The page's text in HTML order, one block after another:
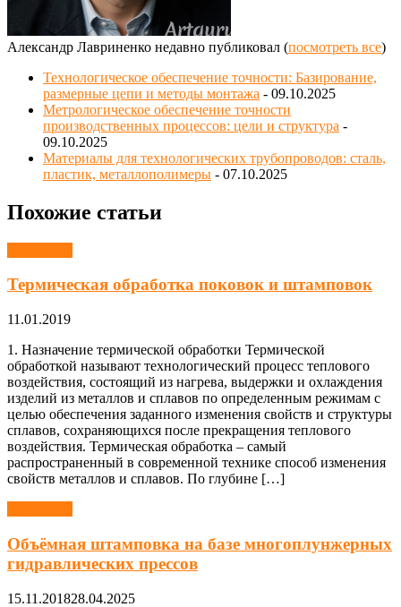
Александр Лавриненко недавно публиковал (посмотреть все)
Технологическое обеспечение точности: Базирование,
размерные цепи и методы монтажа - 09.10.2025
Метрологическое обеспечение точности
производственных процессов: цели и структура -
09.10.2025
Материалы для технологических трубопроводов: сталь,
пластик, металлополимеры - 07.10.2025
Похожие статьи
Термическая обработка поковок и штамповок
11.01.2019
1. Назначение термической обработки Термической
обработкой называют технологический процесс теплового
воздействия, состоящий из нагрева, выдержки и охлаждения
изделий из металлов и сплавов по определенным режимам с
целью обеспечения заданного изменения свойств и структуры
сплавов, сохраняющихся после прекращения теплового
воздействия. Термическая обработка – самый
распространенный в современной технике способ изменения
свойств металлов и сплавов. По глубине […]
Объёмная штамповка на базе многоплунжерных
гидравлических прессов
15.11.201828.04.2025